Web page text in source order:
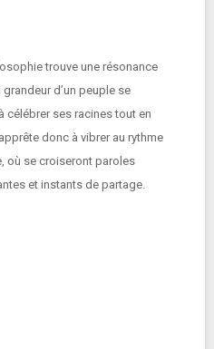
trouve une résonance
d’un peuple se
célébrer ses racines tout en
donc à vibrer au rythme
où se croiseront paroles
et instants de partage.